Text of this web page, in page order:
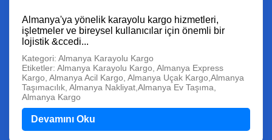
Almanya'ya yönelik karayolu kargo hizmetleri,
işletmeler ve bireysel kullanıcılar için önemli bir
lojistik &ccedi...
Kategori: Almanya Karayolu Kargo
Etiketler: Almanya Karayolu Kargo, Almanya Express
Kargo, Almanya Acil Kargo, Almanya Uçak Kargo,Almanya
Taşımacılık, Almanya Nakliyat,Almanya Ev Taşıma,
Almanya Kargo
Devamını Oku